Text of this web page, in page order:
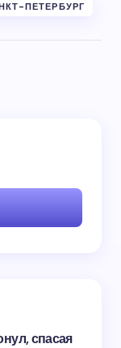
ПЕТЕРБУРГ
спасая